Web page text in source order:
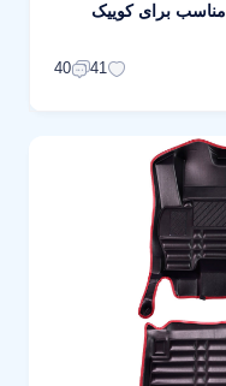
تیغه برف پاکن تسنیلا مدل Marsh12 مناسب برای کوییک
41
40